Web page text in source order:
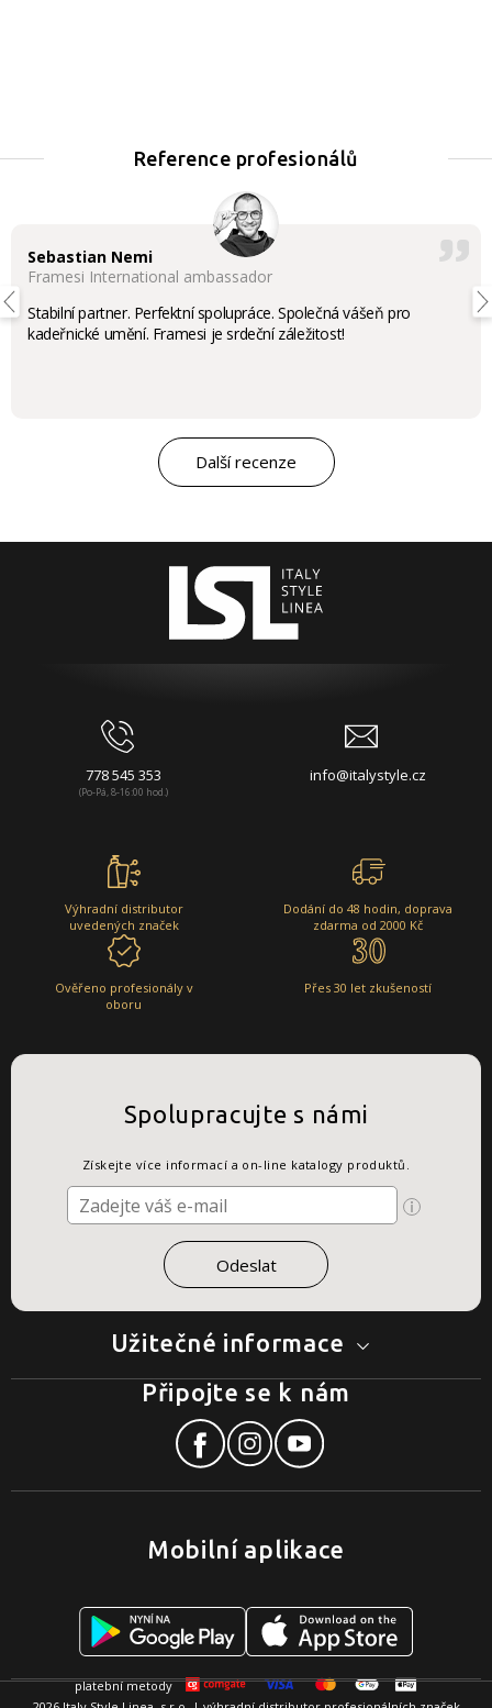
Reference profesionálů
Sebastian Nemi
Framesi International ambassador
Stabilní partner. Perfektní spolupráce. Společná vášeň pro
kadeřnické umění. Framesi je srdeční záležitost!
Další recenze
778 545 353
(Po-Pá, 8-16:00 hod.)
info@italystyle.cz
Výhradní distributor
uvedených značek
Dodání do 48 hodin, doprava
zdarma od 2000 Kč
Ověřeno profesionály v
oboru
Přes 30 let zkušeností
Užitečné informace
Spolupracujte s námi
Získejte více informací a on-line katalogy produktů.
Mobilní aplikace
Připojte se k nám